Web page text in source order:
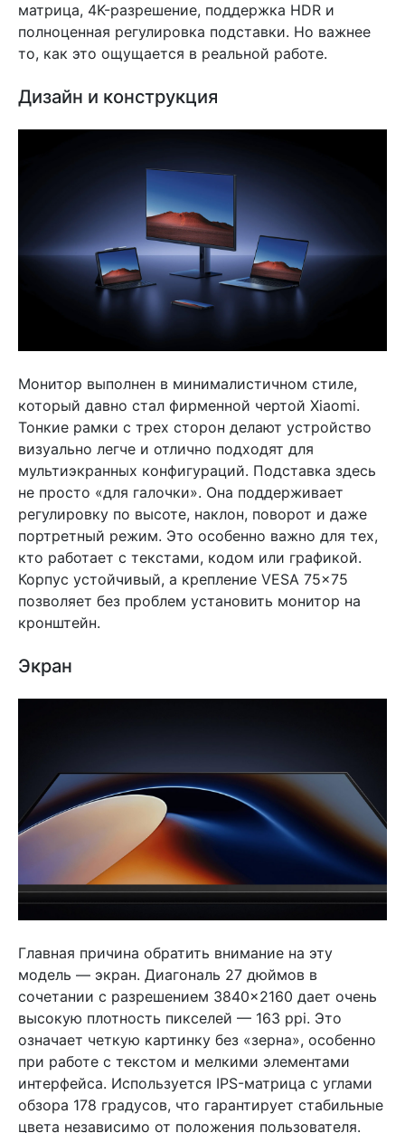
матрица, 4K-разрешение, поддержка HDR и
полноценная регулировка подставки. Но важнее
то, как это ощущается в реальной работе.
Дизайн и конструкция
Монитор выполнен в минималистичном стиле,
который давно стал фирменной чертой Xiaomi.
Тонкие рамки с трех сторон делают устройство
визуально легче и отлично подходят для
мультиэкранных конфигураций. Подставка здесь
не просто «для галочки». Она поддерживает
регулировку по высоте, наклон, поворот и даже
портретный режим. Это особенно важно для тех,
кто работает с текстами, кодом или графикой.
Корпус устойчивый, а крепление VESA 75×75
позволяет без проблем установить монитор на
кронштейн.
Экран
Главная причина обратить внимание на эту
модель — экран. Диагональ 27 дюймов в
сочетании с разрешением 3840×2160 дает очень
высокую плотность пикселей — 163 ppi. Это
означает четкую картинку без «зерна», особенно
при работе с текстом и мелкими элементами
интерфейса. Используется IPS-матрица с углами
обзора 178 градусов, что гарантирует стабильные
цвета независимо от положения пользователя.